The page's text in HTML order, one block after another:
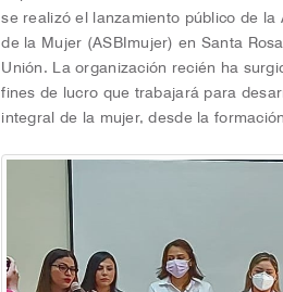
se realizó el lanzamiento público de la
de la Mujer (ASBImujer) en Santa
Unión. La organización recién ha
fines de lucro que trabajará para
integral de la mujer, desde la